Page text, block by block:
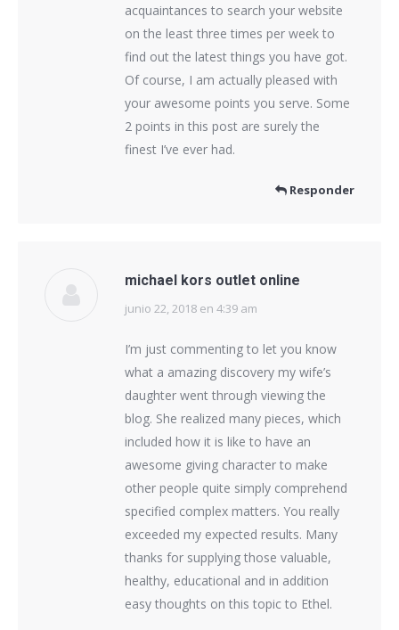
acquaintances to search your website
on the least three times per week to
find out the latest things you have got.
Of course, I am actually pleased with
your awesome points you serve. Some
2 points in this post are surely the
finest I’ve ever had.
Responder
michael kors outlet online
dice:
junio 22, 2018 en 4:39 am
I’m just commenting to let you know
what a amazing discovery my wife’s
daughter went through viewing the
blog. She realized many pieces, which
included how it is like to have an
awesome giving character to make
other people quite simply comprehend
specified complex matters. You really
exceeded my expected results. Many
thanks for supplying those valuable,
healthy, educational and in addition
easy thoughts on this topic to Ethel.